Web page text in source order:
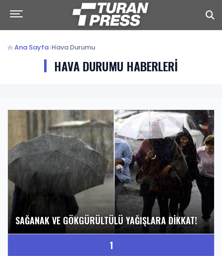
Ana Sayfa Hava Durumu
HAVA DURUMU HABERLERİ
1
SAĞANAK VE GÖKGÜRÜLTÜLÜ YAĞIŞLARA DIKKAT!